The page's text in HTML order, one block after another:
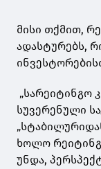
მისი თქმით,
ადასტურებს,
„სარეიტინგო
სუვერენული
ხოლო
უნდა,